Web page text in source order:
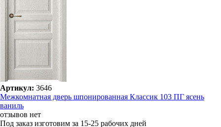
Артикул: 3646
Межкомнатная дверь шпонированная Классик 103 ПГ ясень
ваниль
отзывов нет
Под заказ изготовим за 15-25 рабочих дней